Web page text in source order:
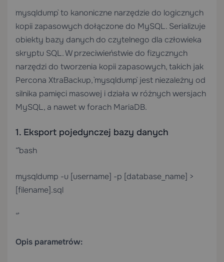
`mysqldump` to kanoniczne narzędzie do logicznych
kopii zapasowych dołączone do MySQL. Serializuje
obiekty bazy danych do czytelnego dla człowieka
skryptu SQL. W przeciwieństwie do fizycznych
narzędzi do tworzenia kopii zapasowych, takich jak
Percona XtraBackup, `mysqldump` jest niezależny od
silnika pamięci masowej i działa w różnych wersjach
MySQL, a nawet w forach MariaDB.
1. Eksport pojedynczej bazy danych
“`bash
mysqldump -u [username] -p [database_name] >
[filename].sql
“`
Opis parametrów: